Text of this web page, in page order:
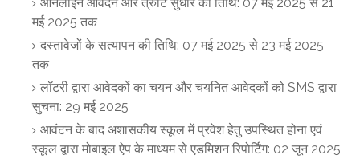
मई 2025 तक
दस्तावेजों के सत्यापन की तिथि: 07 मई 2025 से 23 मई 2025
तक
लॉटरी द्वारा आवेदकों का चयन और चयनित आवेदकों को SMS द्वारा
सुचना: 29 मई 2025
आवंटन के बाद अशासकीय स्कूल में प्रवेश हेतु उपस्थित होना एवं
स्कूल द्वारा मोबाइल ऐप के माध्यम से एडमिशन रिपोर्टिंग: 02 जून 2025